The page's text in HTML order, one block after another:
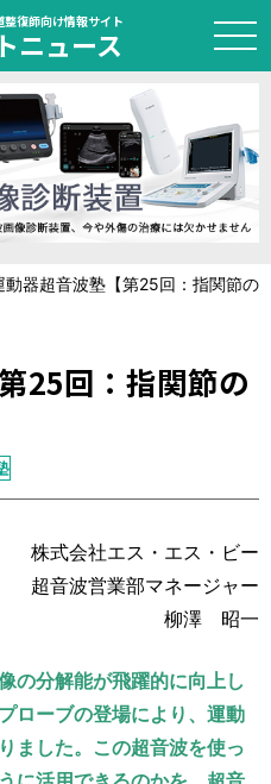
復師向け情報サイト
ニュース
お問い合わせ
動器超音波塾【第25回：指関節の
25回：指関節の
株式会社エス・エス・ビー
超音波営業部マネージャー
柳澤 昭一
の分解能が飛躍的に向上し
ローブの登場により、運動
ました。この超音波を使っ